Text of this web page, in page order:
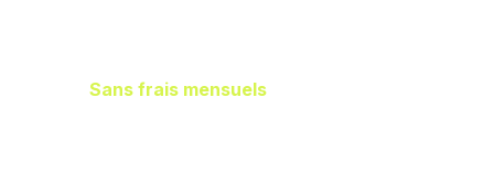
Sans frais mensuels, il vous en reste